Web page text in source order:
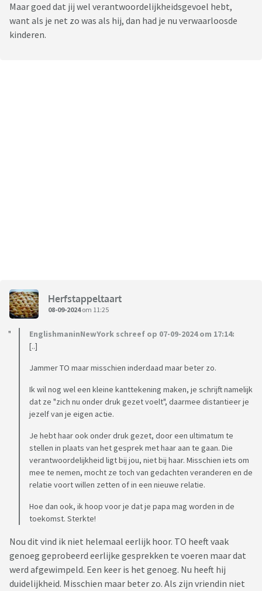
Maar goed dat jij wel verantwoordelijkheidsgevoel hebt,
want als je net zo was als hij, dan had je nu verwaarloosde
kinderen.
Herfstappeltaart
08-09-2024om 11:25
EnglishmaninNewYork schreef op 07-09-2024 om 17:14:
[..]
Jammer TO maar misschien inderdaad maar beter zo.
Ik wil nog wel een kleine kanttekening maken, je schrijft namelijk
dat ze "zich nu onder druk gezet voelt", daarmee distantieer je
jezelf van je eigen actie.
Je hebt haar ook onder druk gezet, door een ultimatum te
stellen in plaats van het gesprek met haar aan te gaan. Die
verantwoordelijkheid ligt bij jou, niet bij haar. Misschien iets om
mee te nemen, mocht ze toch van gedachten veranderen en de
relatie voort willen zetten of in een nieuwe relatie.
Hoe dan ook, ik hoop voor je dat je papa mag worden in de
toekomst. Sterkte!
Nou dit vind ik niet helemaal eerlijk hoor. TO heeft vaak
genoeg geprobeerd eerlijke gesprekken te voeren maar dat
werd afgewimpeld. Een keer is het genoeg. Nu heeft hij
duidelijkheid. Misschien maar beter zo. Als zijn vriendin niet